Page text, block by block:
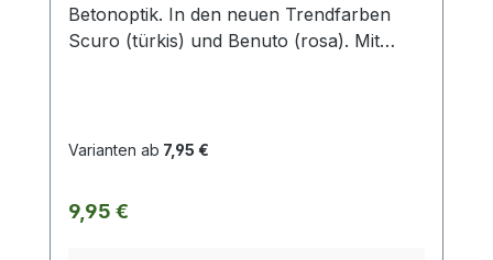
Betonoptik. In den neuen Trendfarben
Scuro (türkis) und Benuto (rosa). Mit
stilvollen und exklusiven Kollektionen von
harmonische Silhouetten. Vielfache
Varianten ab 7,95 €
Regulärer Preis:
9,95 €